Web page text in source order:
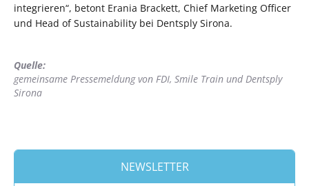
integrieren“, betont Erania Brackett, Chief Marketing Officer
und Head of Sustainability bei Dentsply Sirona.
Quelle:
gemeinsame Pressemeldung von FDI, Smile Train und Dentsply
Sirona
NEWSLETTER